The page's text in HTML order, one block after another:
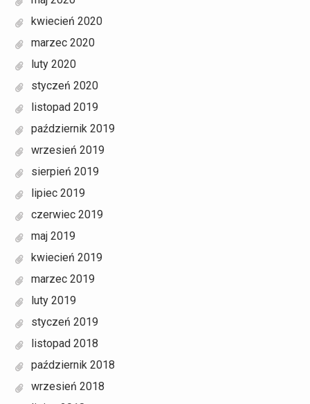
kwiecień 2020
marzec 2020
luty 2020
styczeń 2020
listopad 2019
październik 2019
wrzesień 2019
sierpień 2019
lipiec 2019
czerwiec 2019
maj 2019
kwiecień 2019
marzec 2019
luty 2019
styczeń 2019
listopad 2018
październik 2018
wrzesień 2018